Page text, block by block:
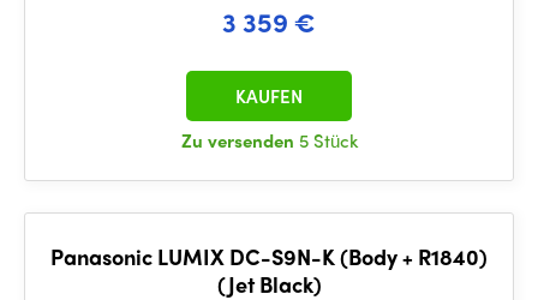
3 359 €
Zu versenden 5 Stück
KAUFEN
Panasonic LUMIX DC-S9N-K (Body + R1840)
(Jet Black)